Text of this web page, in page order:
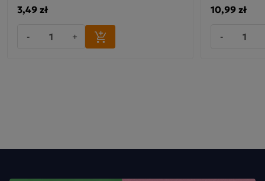
To propozycja dla osób, które kochają modne napoje i
chcą poczuć tropical vibes w każdej szklance.
3,49 zł
- +
10,99 zł
-